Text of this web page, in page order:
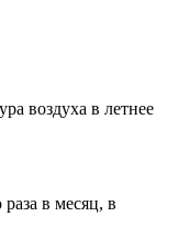
воздуха в летнее
в месяц, в